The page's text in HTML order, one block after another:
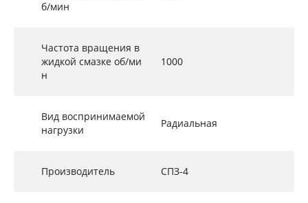
б/мин
Частота вращения в
жидкой смазке об/ми
н
1000
Вид воспринимаемой
нагрузки
Радиальная
Производитель СПЗ-4